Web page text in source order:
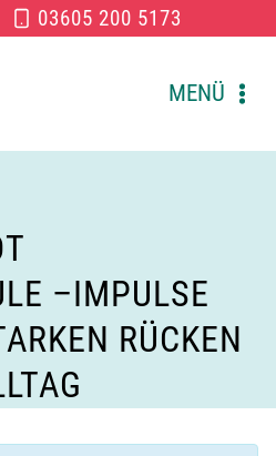
03605 200 5173
MENÜ
–IMPULSE
RÜCKEN